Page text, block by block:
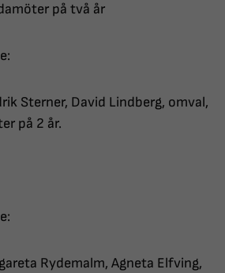
på två år
David Lindberg, omval,
på 2 år.
Rydemalm, Agneta Elfving,